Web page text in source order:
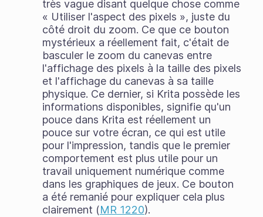
très vague disant quelque chose comme
« Utiliser l'aspect des pixels », juste du
côté droit du zoom. Ce que ce bouton
mystérieux a réellement fait, c'était de
basculer le zoom du canevas entre
l'affichage des pixels à la taille des pixels
et l'affichage du canevas à sa taille
physique. Ce dernier, si Krita possède les
informations disponibles, signifie qu'un
pouce dans Krita est réellement un
pouce sur votre écran, ce qui est utile
pour l'impression, tandis que le premier
comportement est plus utile pour un
travail uniquement numérique comme
dans les graphiques de jeux. Ce bouton
a été remanié pour expliquer cela plus
clairement (MR 1220).